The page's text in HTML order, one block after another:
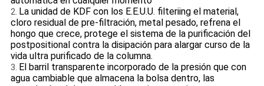
2. La unidad de KDF con los E.E.U.U. filteriing el material,
cloro residual de pre-filtración, metal pesado, refrena el
hongo que crece, protege el sistema de la purificación del
postpositional contra la disipación para alargar curso de la
vida ultra purificado de la columna.
3. El barril transparente incorporado de la presión que con
agua cambiable que almacena la bolsa dentro, las